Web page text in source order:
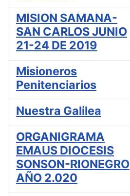
MISION SAMANA-
SAN CARLOS JUNIO
21-24 DE 2019
Misioneros
Penitenciarios
Nuestra Galilea
ORGANIGRAMA
EMAUS DIOCESIS
SONSON-RIONEGRO
AÑO 2.020